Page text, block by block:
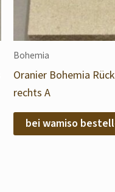
Bohemia
Oranier Bohemia
rechts A
bei wamiso